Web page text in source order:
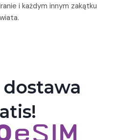
i każdym innym zakątku